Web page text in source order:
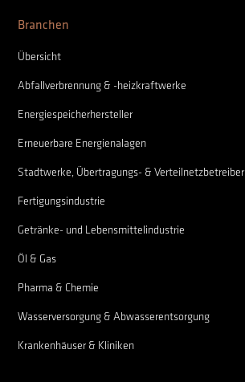
Branchen
Übersicht
Abfallverbrennung & -heizkraftwerke
Energiespeicherhersteller
Erneuerbare Energienalagen
Stadtwerke, Übertragungs- & Verteilnetzbetreiber
Fertigungsindustrie
Getränke- und Lebensmittelindustrie
Öl & Gas
Pharma & Chemie
Wasserversorgung & Abwasserentsorgung
Krankenhäuser & Kliniken